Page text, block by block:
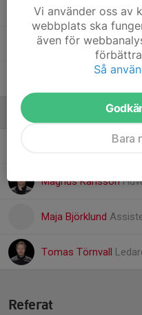
17. Sabrin Kabil,
4. Selma Ahlgren
Ledare
Anna Hedström
Magnus Karlsson
Maja Björklund
Tomas Törnvall
Referat
Vi använder oss av
webbplats ska
även för
Så
Bara